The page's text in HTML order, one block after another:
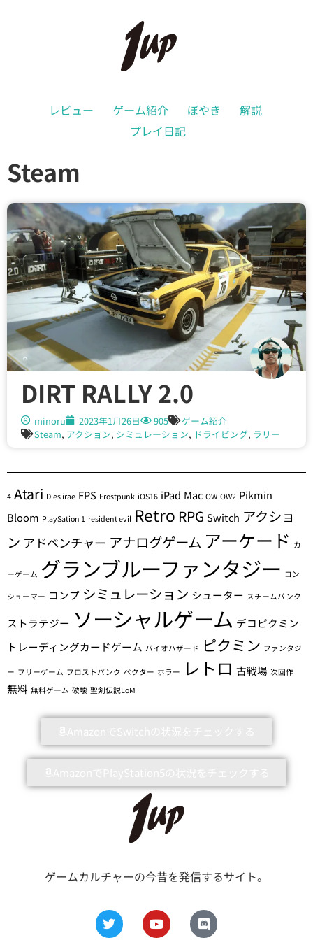
レビュー ゲーム紹介 ぼやき
解説
プレイ日記
Steam
DIRT RALLY 2.0
minoru 2023年1月26日 905
ゲーム紹介
Steam, アクション, シミュレーション, ドライビング, ラリー
4 Atari Dies irae FPS Frostpunk iOS16 iPad Mac OW OW2 Pikmin
Bloom PlaySation 1 resident evil Retro RPG Switch アクショ
ン アドベンチャー アナログゲーム アーケード カ
ーゲーム グランブルーファンタジー コン
シューマー コンプ シミュレーション シューター スチームパンク
ストラテジー ソーシャルゲーム デコピクミン
トレーディングカードゲーム バイオハザード ピクミン ファンタジ
ー フリーゲーム フロストパンク ベクター ホラー レトロ 古戦場 次回作
無料 無料ゲーム 破壊 聖剣伝説LoM
ゲームカルチャーの今昔を発信するサイト。